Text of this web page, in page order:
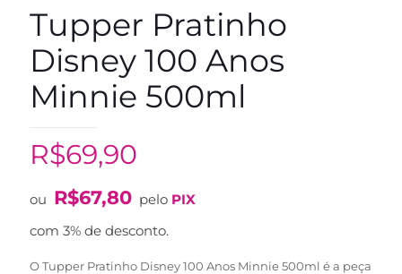
Tupper Pratinho
Disney 100 Anos
Minnie 500ml
R$69,90
ou R$67,80 pelo PIX
com 3% de desconto.
O Tupper Pratinho Disney 100 Anos Minnie 500ml é a peça